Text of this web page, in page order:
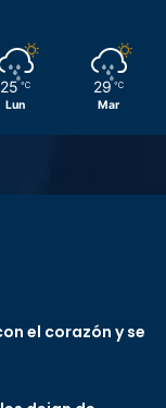
25 ℃
Lun
29 ℃
Mar
el corazón y se